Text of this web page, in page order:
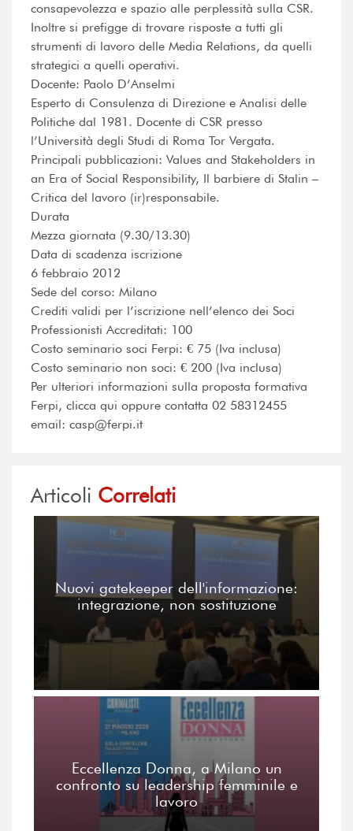
consapevolezza e spazio alle perplessità sulla CSR.
Inoltre si prefigge di trovare risposte a tutti gli
strumenti di lavoro delle Media Relations, da quelli
strategici a quelli operativi.
Docente: Paolo D’Anselmi
Esperto di Consulenza di Direzione e Analisi delle
Politiche dal 1981. Docente di CSR presso
l’Università degli Studi di Roma Tor Vergata.
Principali pubblicazioni: Values and Stakeholders in
an Era of Social Responsibility, Il barbiere di Stalin –
Critica del lavoro (ir)responsabile.
Durata
Mezza giornata (9.30/13.30)
Data di scadenza iscrizione
6 febbraio 2012
Sede del corso: Milano
Crediti validi per l’iscrizione nell’elenco dei Soci
Professionisti Accreditati: 100
Costo seminario soci Ferpi: € 75 (Iva inclusa)
Costo seminario non soci: € 200 (Iva inclusa)
Per ulteriori informazioni sulla proposta formativa
Ferpi, clicca qui oppure contatta 02 58312455
email: casp@ferpi.it
Articoli Correlati
Nuovi gatekeeper dell'informazione:
integrazione, non sostituzione
Eccellenza Donna, a Milano un
confronto su leadership femminile e
lavoro